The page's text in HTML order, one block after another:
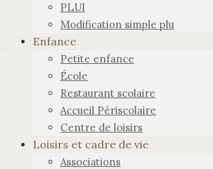
PLUI
Modification simple plu
Enfance
Petite enfance
École
Restaurant scolaire
Accueil Périscolaire
Centre de loisirs
Loisirs et cadre de vie
Associations